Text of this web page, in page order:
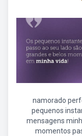
namorado
pequenos
mensagens
momentos